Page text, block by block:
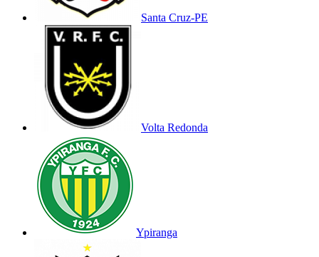
Santa Cruz-PE
Volta Redonda
Ypiranga